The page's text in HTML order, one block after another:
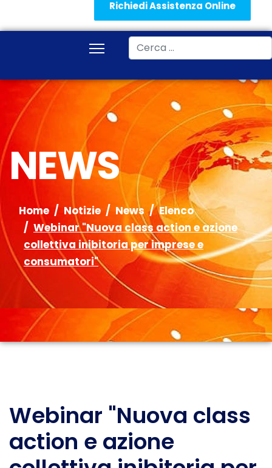
Richiedi Assistenza Online
Cerca
NEWS
Home Notizie News
Elenco
Webinar "Nuova class action e azione
collettiva inibitoria per imprese e
consumatori"
Webinar "Nuova class
action e azione